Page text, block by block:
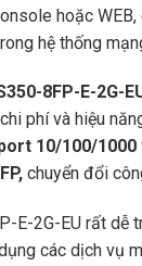
hoặc
hệ thống
8FP-E-2G-
phí và hiệu
10/100/1000
chuyển đổi
E-2G-EU rất dễ
các dịch vụ